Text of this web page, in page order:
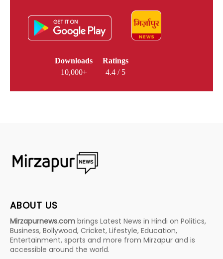
Downloads
10,000+
Ratings
4.4 / 5
ABOUT US
Mirzapurnews.com brings Latest News in Hindi on Politics,
Business, Bollywood, Cricket, Lifestyle, Education,
Entertainment, sports and more from Mirzapur and is
accessible around the world.